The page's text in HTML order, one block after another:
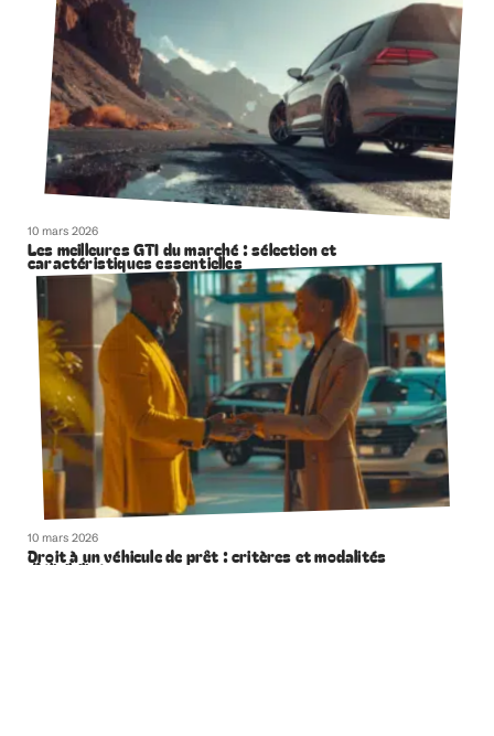
10 mars 2026
Les meilleures GTI du marché : sélection et
caractéristiques essentielles
10 mars 2026
Droit à un véhicule de prêt : critères et modalités
d’éligibilité